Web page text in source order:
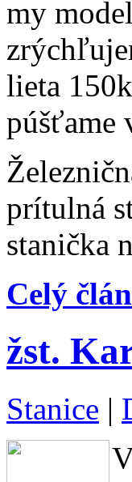
my
lieta
púšťame
prítulná
stanička
Celý
žst.
Stanice |